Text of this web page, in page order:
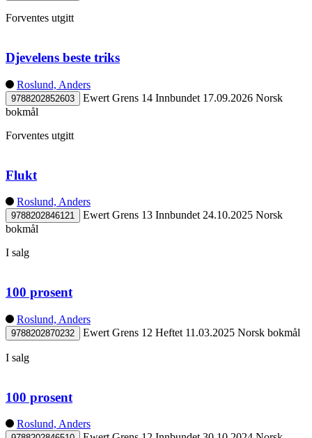
Forventes utgitt
Djevelens beste triks
Roslund, Anders
9788202852603 Ewert Grens 14 Innbundet 17.09.2026 Norsk
bokmål
Forventes utgitt
Flukt
Roslund, Anders
9788202846121 Ewert Grens 13 Innbundet 24.10.2025 Norsk
bokmål
I salg
100 prosent
Roslund, Anders
9788202870232 Ewert Grens 12 Heftet 11.03.2025 Norsk bokmål
I salg
100 prosent
Roslund, Anders